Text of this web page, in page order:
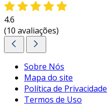
4.6
(10 avaliações)
Sobre Nós
Mapa do site
Política de Privacidade
Termos de Uso